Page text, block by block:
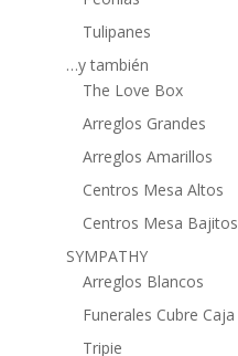
Tulipanes
…y también
The Love Box
Arreglos Grandes
Arreglos Amarillos
Centros Mesa Altos
Centros Mesa Bajitos
SYMPATHY
Arreglos Blancos
Funerales Cubre Caja
Tripie